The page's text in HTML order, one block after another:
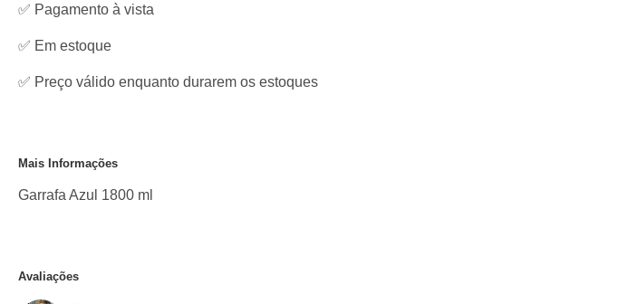
✅ Pagamento à vista
✅ Em estoque
✅ Preço válido enquanto durarem os estoques
Mais Informações
Garrafa Azul 1800 ml
Avaliações